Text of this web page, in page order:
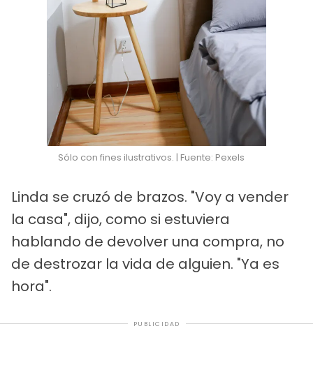
Sólo con fines ilustrativos. | Fuente: Pexels
Linda se cruzó de brazos. "Voy a vender
la casa", dijo, como si estuviera
hablando de devolver una compra, no
de destrozar la vida de alguien. "Ya es
hora".
PUBLICIDAD